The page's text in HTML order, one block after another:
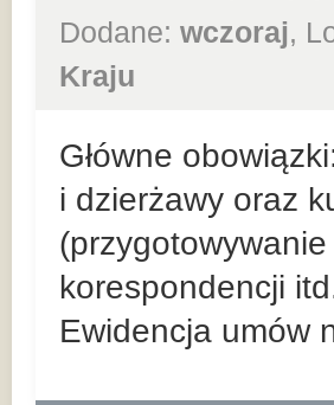
Dodane: wczoraj,
Kraju
Główne
i dzierżawy oraz
korespondencji
Ewidencja umów